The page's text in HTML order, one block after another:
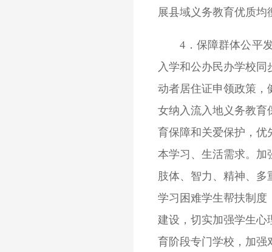
展县域义务教育优质
4．保障群体公平发
入学和公办民办学校
动者居住证申领政策，
女纳入流入地义务教育
育保障和关爱保护，优
本学习、生活需求。加
肢体、智力、精神、
学习困难学生帮扶制度
建设，切实加强学生心
育阶段专门学校，加强